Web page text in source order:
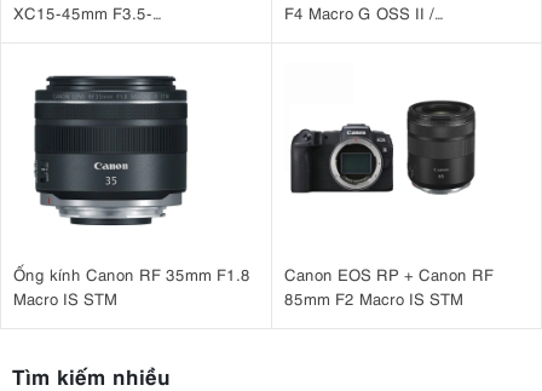
XC15-45mm F3.5-
F4 Macro G OSS II /
Ống kính Canon RF 35mm F1.8
Macro IS STM
Canon EOS RP + Canon RF
85mm F2 Macro IS STM
Tìm kiếm nhiều